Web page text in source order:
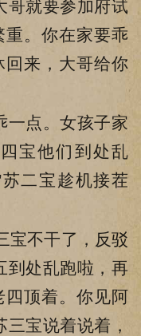
哥就要参加府试
重。你在家要乖
回来，大哥给你
点。女孩子家
宝他们到处乱
二宝趁机接茬
不干了，反驳
到处乱跑啦，再
四顶着。你见阿
宝说着说着，